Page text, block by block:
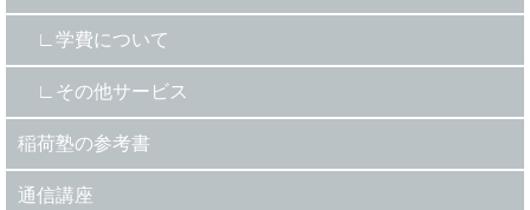
学費について
その他サービス
稲荷塾の参考書
通信講座